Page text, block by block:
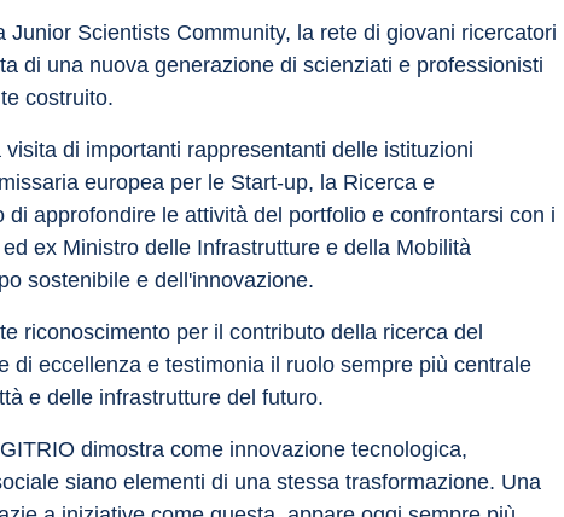
Scientists Community, la rete di giovani ricercatori
di una nuova generazione di scienziati e professionisti
costruito.
di importanti rappresentanti delle istituzioni
europea per le Start-up, la Ricerca e
approfondire le attività del portfolio e confrontarsi con i
ex Ministro delle Infrastrutture e della Mobilità
sostenibile e dell'innovazione.
riconoscimento per il contributo della ricerca del
di eccellenza e testimonia il ruolo sempre più centrale
e delle infrastrutture del futuro.
dimostra come innovazione tecnologica,
siano elementi di una stessa trasformazione. Una